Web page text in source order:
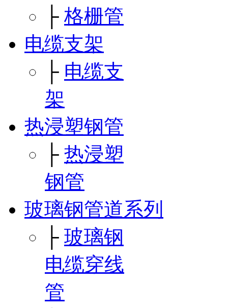
├ 格栅管
电缆支架
├ 电缆支
架
热浸塑钢管
├ 热浸塑
钢管
玻璃钢管道系列
├ 玻璃钢
电缆穿线
管